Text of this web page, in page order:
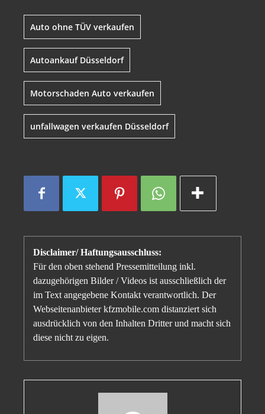
Auto ohne TÜV verkaufen
Autoankauf Düsseldorf
Motorschaden Auto verkaufen
unfallwagen verkaufen Düsseldorf
Disclaimer/ Haftungsausschluss:
Für den oben stehend Pressemitteilung inkl.
dazugehörigen Bilder / Videos ist ausschließlich der
im Text angegebene Kontakt verantwortlich. Der
Webseitenanbieter kfzmobile.com distanziert sich
ausdrücklich von den Inhalten Dritter und macht sich
diese nicht zu eigen.